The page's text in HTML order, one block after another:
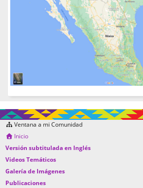
Ventana a mi Comunidad
Inicio
Versión subtitulada en Inglés
Videos Temáticos
Galería de Imágenes
Publicaciones